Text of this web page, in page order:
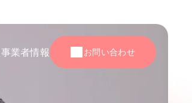
事業者情報 お問い合わせ